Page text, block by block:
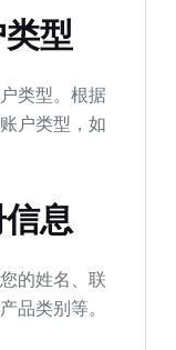
型
类型。根据
户类型，如
息
的姓名、联
品类别等。